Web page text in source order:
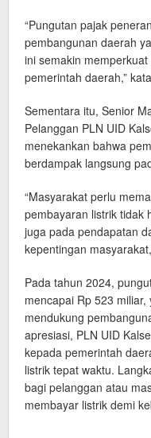
“Pungutan pajak
pembangunan daerah
ini semakin
pemerintah daerah,”
Sementara itu, Senior
Pelanggan PLN UID
menekankan bahwa
berdampak langsung
“Masyarakat perlu
pembayaran listrik tidak
juga pada pendapatan
kepentingan
Pada tahun 2024,
mencapai Rp 523
mendukung
apresiasi, PLN UID
kepada pemerintah
listrik tepat waktu.
bagi pelanggan atau
membayar listrik demi